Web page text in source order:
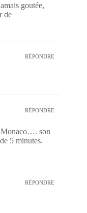
goutée,
de
RÉPONDRE
RÉPONDRE
Monaco…. son
5 minutes.
RÉPONDRE